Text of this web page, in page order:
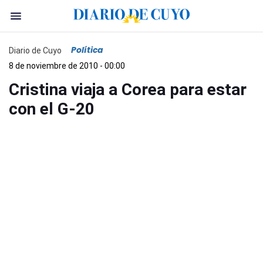
Diario de Cuyo Política
8 de noviembre de 2010 - 00:00
Cristina viaja a Corea para estar
con el G-20